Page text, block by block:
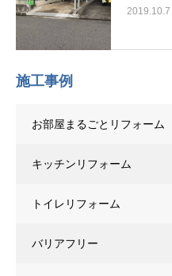
2019.10.7
施工事例
お部屋まるごとリフォーム
キッチンリフォーム
トイレリフォーム
バリアフリー